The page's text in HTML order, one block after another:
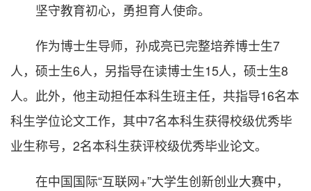
坚守教育初心，勇担育人使命。
作为博士生导师，孙成亮已完整培养博士生7
人，硕士生6人，另指导在读博士生15人，硕士生8
人。此外，他主动担任本科生班主任，共指导16名本
科生学位论文工作，其中7名本科生获得校级优秀毕
业生称号，2名本科生获评校级优秀毕业论文。
在中国国际“互联网+”大学生创新创业大赛中，